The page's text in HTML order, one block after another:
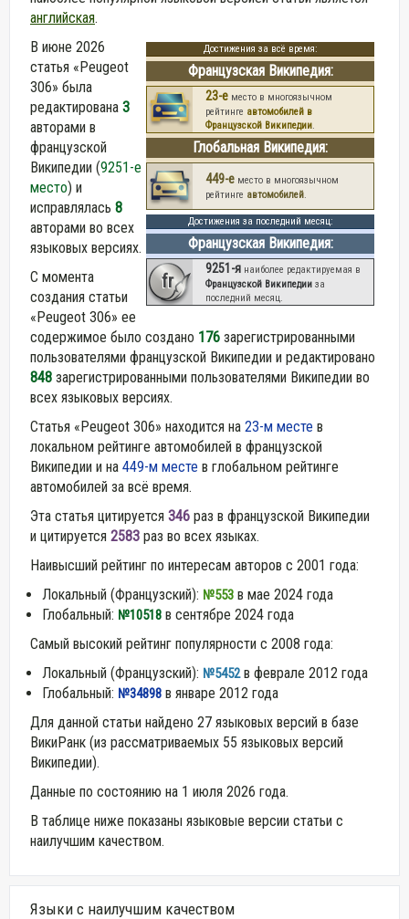
английская.
Достижения за всё время:
Французская Википедия:
23-е место в многоязычном
рейтинге автомобилей в
Французской Википедии
Глобальная Википедия:
449-е место в многоязычном
рейтинге автомобилей.
Достижения за последний месяц:
Французская Википедия:
fr
9251-я наиболее редактируемая в
Французской Википедии за
последний месяц.
В июне 2026
статья «Peugeot
306» была
редактирована 3
авторами в
французской
Википедии (9251-е
место) и
исправлялась 8
авторами во всех
языковых версиях.
С момента
создания статьи
«Peugeot 306» ее
содержимое было создано 176 зарегистрированными
пользователями французской Википедии и редактировано
848 зарегистрированными пользователями Википедии во
всех языковых версиях.
Статья «Peugeot 306» находится на 23-м месте в
локальном рейтинге автомобилей в французской
Википедии и на 449-м месте в глобальном рейтинге
автомобилей за всё время.
Эта статья цитируется 346 раз в французской Википедии
и цитируется 2583 раз во всех языках.
Наивысший рейтинг по интересам авторов с 2001 года:
Локальный (Французский): №553 в мае 2024 года
Глобальный: №10518 в сентябре 2024 года
Самый высокий рейтинг популярности с 2008 года:
Локальный (Французский): №5452в феврале 2012 года
Глобальный: №34898 в январе 2012 года
Для данной статьи найдено 27 языковых версий в базе
ВикиРанк (из рассматриваемых 55 языковых версий
Википедии).
Данные по состоянию на 1 июля 2026 года.
В таблице ниже показаны языковые версии статьи с
наилучшим качеством.
Языки с наилучшим качеством